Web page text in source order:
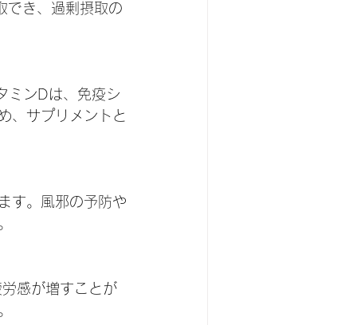
でき、過剰摂取の
ミンDは、免疫シ
、サプリメントと
す。風邪の予防や